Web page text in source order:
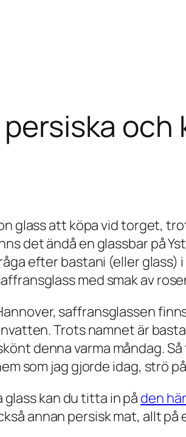
glass att köpa vid torget,
det ändå en glassbar på
efter bastani (eller
med smak av
saffransglassen
Trots namnet är
denna varma måndag.
som jag gjorde idag, strö
kan du titta in på den
annan persisk mat, allt på